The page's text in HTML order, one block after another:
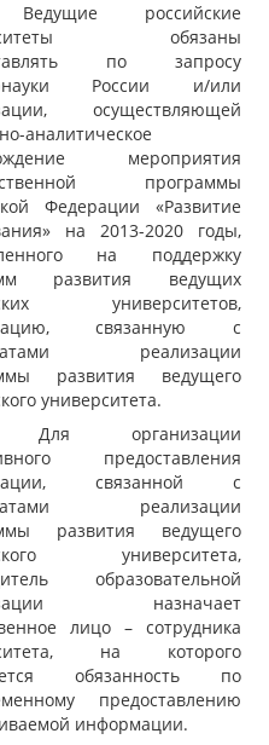
российские
обязаны
по запросу
России и/или
осуществляющей
аналитическое
мероприятия
программы
Федерации «Развитие
на 2013-2020 годы,
на поддержку
развития ведущих
университетов,
связанную с
реализации
развития ведущего
университета.
Для организации
предоставления
связанной с
реализации
развития ведущего
университета,
образовательной
назначает
лицо – сотрудника
на которого
обязанность по
предоставлению
информации.